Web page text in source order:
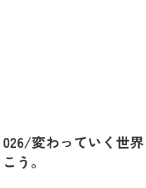
026/変わっていく世
こう。